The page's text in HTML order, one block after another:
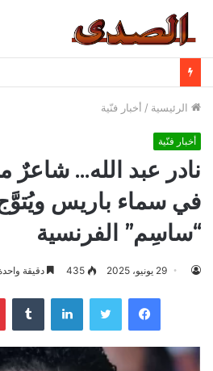
الرئيسية / أخبار فنّية
أخبار فنّية
نادر عبد الله…
في سماء باريس
“ساسِم” الفرنسية
29 يونيو، 2025 435 دقيقة
فيسبوك تويتر لينكدإن